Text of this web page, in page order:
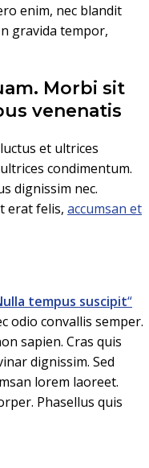
enim, nec blandit
gravida tempor,
Morbi sit
venenatis
et ultrices
condimentum.
dignissim nec.
erat felis, accumsan et
tempus suscipit“
odio convallis semper.
sapien. Cras quis
dignissim. Sed
lorem laoreet.
Phasellus quis